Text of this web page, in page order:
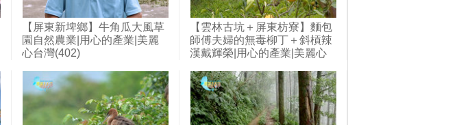
【屏東新埤鄉】牛角瓜大風草
園自然農業|用心的產業|美麗
心台灣(402)
【雲林古坑＋屏東枋寮】麵包
師傅夫婦的無毒柳丁＋斜槓辣
漢戴輝榮|用心的產業|美麗心